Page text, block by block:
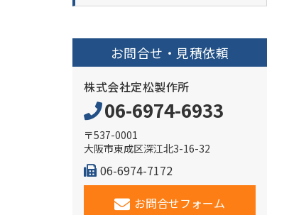
お問合せ・見積依頼
株式会社定松製作所
06-6974-6933
〒537-0001
大阪市東成区深江北3-16-32
06-6974-7172
お問合せフォーム